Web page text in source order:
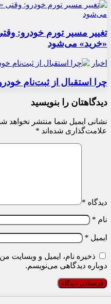
تغییر مسیر تورم خودرو:
«خرید» می‌شود
اخبار
چرا استقبال از ثبت‌نام
دیدگاهتان را بنویسید
نشانی ایمیل شما منتشر نخواهد
علامت‌گذاری شده‌اند *
دیدگاه *
نام *
ایمیل *
ذخیره نام، ایمیل و وبسایت
دوباره دیدگاهی می‌نویسم.